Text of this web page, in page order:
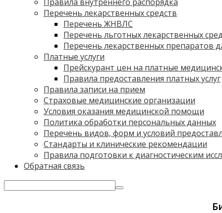
Перечень лекарственных средств
Перечень ЖНВЛС
Перечень льготных лекарственных
Перечень лекарственных препаратов
Платные услуги
Прейскурант цен на платные
Правила предоставления платных услуг
Правила записи на прием
Страховые медицинские организации
Условия оказания медицинской помощи
Политика обработки персональных данных
Перечень видов, форм и условий
Стандарты и клинические рекомендации
Правила подготовки к диагностическим
Обратная связь